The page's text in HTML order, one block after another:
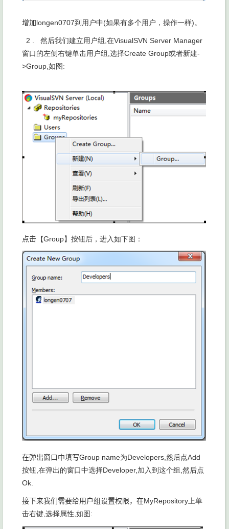
增加longen0707到用户中(如果有多个用户，操作一样)。
2 . 然后我们建立用户组 ,在VisualSVN Server Manager
窗口的左侧右键单击用户组 ,选择Create Group或者新建-
>Group,如图:
点击【Group】按钮后，进入如下图：
在弹出窗口中填写Group name为Developers,然后点Add
按钮,在弹出的窗口中选择Developer,加入到这个组,然后点
Ok.
接下来我们需要给用户组设置权限，在MyRepository上单
击右键,选择属性,如图: